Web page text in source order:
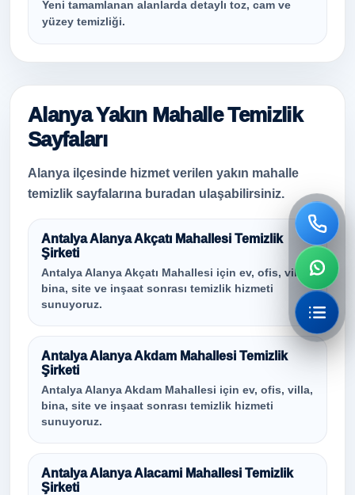
Yeni tamamlanan alanlarda detaylı toz, cam ve
yüzey temizliği.
Alanya Yakın Mahalle Temizlik
Sayfaları
Alanya ilçesinde hizmet verilen yakın mahalle
temizlik sayfalarına buradan ulaşabilirsiniz.
Antalya Alanya Akçatı Mahallesi Temizlik
Şirketi
Antalya Alanya Akçatı Mahallesi için ev, ofis, villa,
bina, site ve inşaat sonrası temizlik hizmeti
sunuyoruz.
Antalya Alanya Akdam Mahallesi Temizlik
Şirketi
Antalya Alanya Akdam Mahallesi için ev, ofis, villa,
bina, site ve inşaat sonrası temizlik hizmeti
sunuyoruz.
Antalya Alanya Alacami Mahallesi Temizlik
Şirketi